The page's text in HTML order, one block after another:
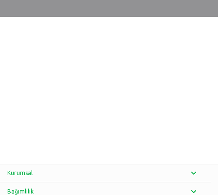
Kurumsal
Bağımlılık